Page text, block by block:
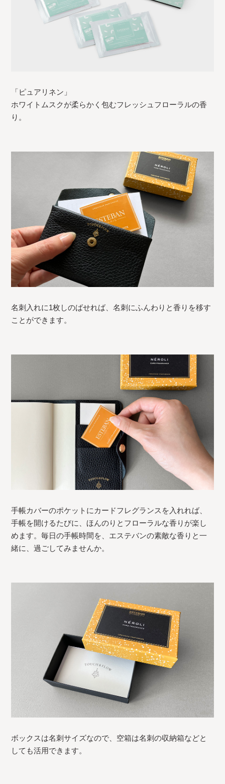
「ピュアリネン」
ホワイトムスクが柔らかく包むフレッシュフローラルの香
り。
名刺入れに1枚しのばせれば、名刺にふんわりと香りを移す
ことができます。
手帳カバーのポケットにカードフレグランスを入れれば、
手帳を開けるたびに、ほんのりとフローラルな香りが楽し
めます。毎日の手帳時間を、エステバンの素敵な香りと一
緒に、過ごしてみませんか。
ボックスは名刺サイズなので、空箱は名刺の収納箱などと
しても活用できます。